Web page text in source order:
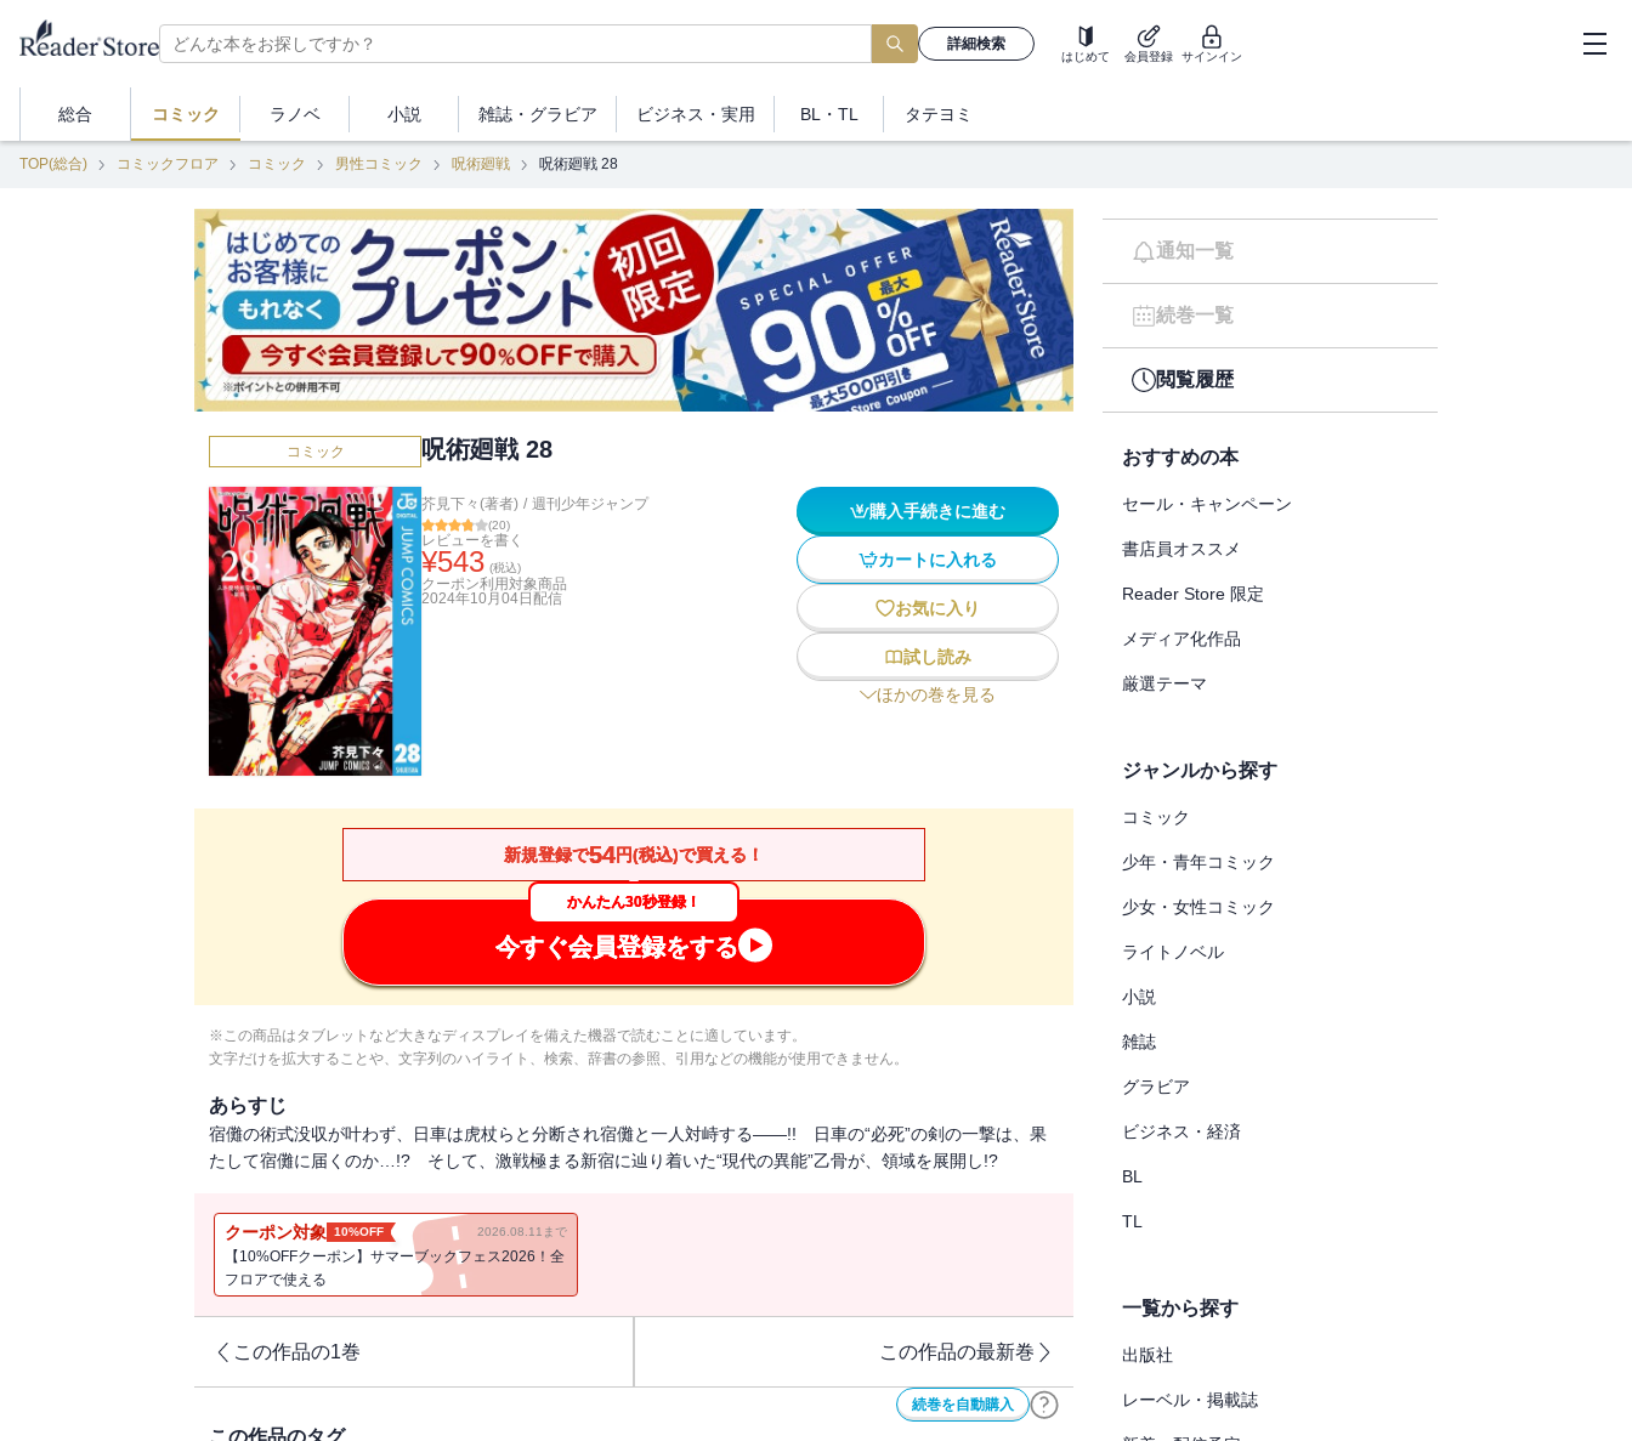
詳細検索
はじめて 会員登録 サインイン
総合 コミック ラノベ 小説 雑誌・ グラビア ビジネス ・実用 BL・TL タテヨミ
TOP(総合) コミックフロア コミック 男性コミック 呪術廻戦 呪術廻戦 28
コミック 呪術廻戦 28
芥見下々(著者) / 週刊少年ジャンプ
(20)
レビューを書く
¥543 (税込)
クーポン利用対象商品
2024年10月04日 配信
購入手続きに進む
カートに入れる
お気に入り
試し読み
ほかの巻を見る
新規登録で54円(税込)で買える！
かんたん30秒登録！
今すぐ会員登録をする
※この商品はタブレットなど大きなディスプレイを備えた機器で読むことに適しています。
文字だけを拡大することや、文字列のハイライト、検索、辞書の参照、引用などの機能が使用できません。
あらすじ
宿儺の術式没収が叶わず、日車は虎杖らと分断され宿儺と一人対峙する――!! 日車の“必死”の剣の一撃は、果
たして宿儺に届くのか…!? そして、激戦極まる新宿に辿り着いた“現代の異能”乙骨が、領域を展開し!?
クーポン対象 10%OFF 2026.08.11まで
【10%OFFクーポン】サマーブックフェス2026！全
フロアで使える
この作品の1巻 この作品の最新巻
続巻を自動購入
この作品のタグ
通知一覧
続巻一覧
閲覧履歴
おすすめの本
セール・キャンペーン
書店員オススメ
Reader Store 限定
メディア化作品
厳選テーマ
ジャンルから探す
コミック
少年・青年コミック
少女・女性コミック
ライトノベル
小説
雑誌
グラビア
ビジネス・経済
BL
TL
一覧から探す
出版社
レーベル・掲載誌